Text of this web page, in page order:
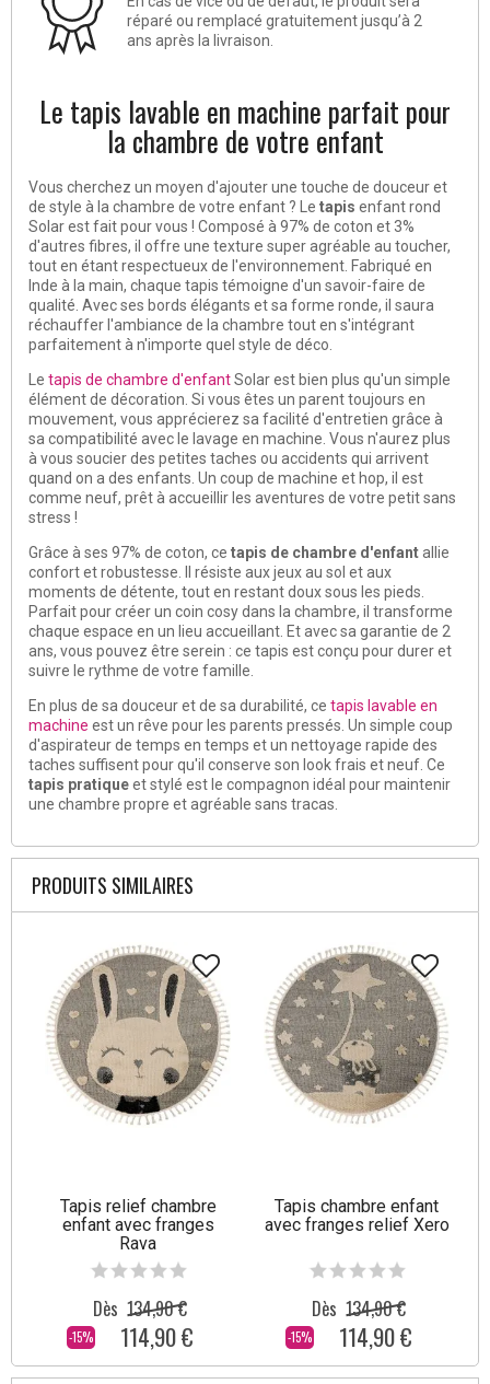
réparé ou remplacé gratuitement jusqu’à 2
ans après la livraison.
Le tapis lavable en machine parfait pour
la chambre de votre enfant
Vous cherchez un moyen d'ajouter une touche de douceur et
de style à la chambre de votre enfant ? Le tapis enfant rond
Solar est fait pour vous ! Composé à 97% de coton et 3%
d'autres fibres, il offre une texture super agréable au toucher,
tout en étant respectueux de l'environnement. Fabriqué en
Inde à la main, chaque tapis témoigne d'un savoir-faire de
qualité. Avec ses bords élégants et sa forme ronde, il saura
réchauffer l'ambiance de la chambre tout en s'intégrant
parfaitement à n'importe quel style de déco.
Le tapis de chambre d'enfantSolar est bien plus qu'un simple
élément de décoration. Si vous êtes un parent toujours en
mouvement, vous apprécierez sa facilité d'entretien grâce à
sa compatibilité avec le lavage en machine. Vous n'aurez plus
à vous soucier des petites taches ou accidents qui arrivent
quand on a des enfants. Un coup de machine et hop, il est
comme neuf, prêt à accueillir les aventures de votre petit sans
stress !
Grâce à ses 97% de coton, ce tapis de chambre d'enfantallie
confort et robustesse. Il résiste aux jeux au sol et aux
moments de détente, tout en restant doux sous les pieds.
Parfait pour créer un coin cosy dans la chambre, il transforme
chaque espace en un lieu accueillant. Et avec sa garantie de 2
ans, vous pouvez être serein : ce tapis est conçu pour durer et
suivre le rythme de votre famille.
En plus de sa douceur et de sa durabilité, ce tapis lavable en
machine est un rêve pour les parents pressés. Un simple coup
d'aspirateur de temps en temps et un nettoyage rapide des
taches suffisent pour qu'il conserve son look frais et neuf. Ce
tapis pratiqueet stylé est le compagnon idéal pour maintenir
une chambre propre et agréable sans tracas.
PRODUITS SIMILAIRES
Tapis relief chambre
enfant avec franges
Rava
-15%
Dès 134,90 €
114,90 €
Tapis chambre enfant
avec franges relief Xero
-15%
Dès 134,90 €
114,90 €